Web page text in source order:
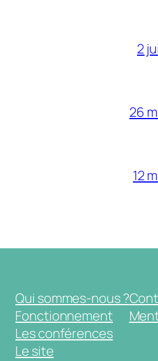
2
26
12
Qui sommes-nous ?
Fonctionnement
Les conférences
Le site